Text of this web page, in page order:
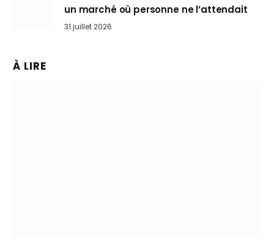
un marché où personne ne l’attendait
31 juillet 2026
À LIRE